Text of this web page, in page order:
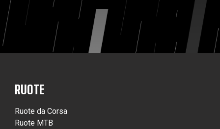
RUOTE
Ruote da Corsa
Ruote MTB